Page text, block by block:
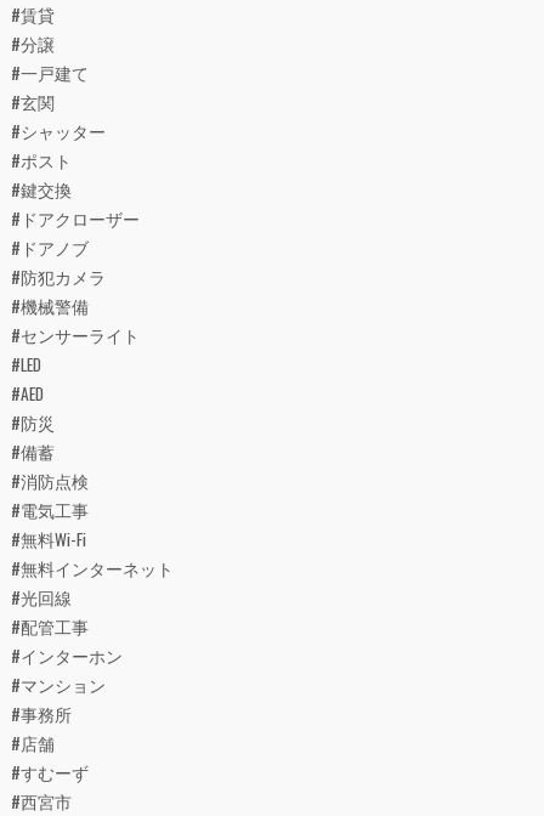
#賃貸
#分譲
#一戸建て
#玄関
#シャッター
#ポスト
#鍵交換
#ドアクローザー
#ドアノブ
#防犯カメラ
#機械警備
#センサーライト
#LED
#AED
#防災
#備蓄
#消防点検
#電気工事
#無料Wi-Fi
#無料インターネット
#光回線
#配管工事
#インターホン
#マンション
#事務所
#店舗
#すむーず
#西宮市